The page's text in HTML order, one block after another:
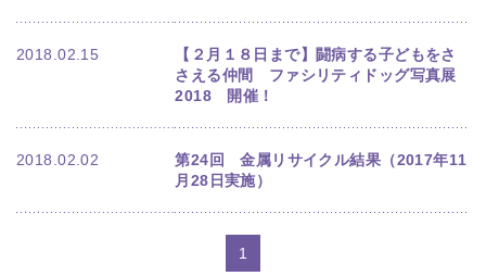
2018.02.15
【２月１８日まで】闘病する子どもをさ
さえる仲間 ファシリティドッグ写真展
2018 開催！
2018.02.02
第24回 金属リサイクル結果（2017年11
月28日実施）
1